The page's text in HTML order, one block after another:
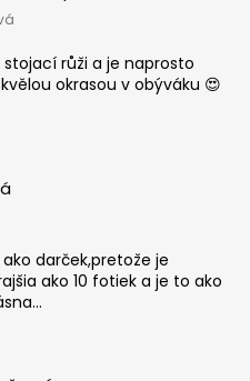
je 5 z 5 hvězdiček.
růži a je naprosto
okrasou v obýváku 😍
je 5 z 5 hvězdiček.
darček,pretože je
ako 10 fotiek a je to ako